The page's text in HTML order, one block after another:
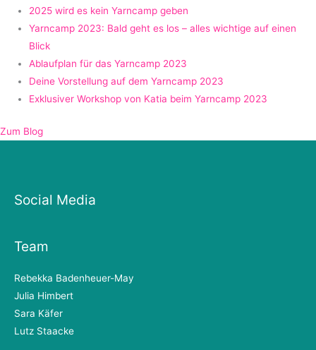
2025 wird es kein Yarncamp geben
Yarncamp 2023: Bald geht es los – alles wichtige auf einen
Blick
Ablaufplan für das Yarncamp 2023
Deine Vorstellung auf dem Yarncamp 2023
Exklusiver Workshop von Katia beim Yarncamp 2023
Zum Blog
Social Media
Team
Rebekka Badenheuer-May
Julia Himbert
Sara Käfer
Lutz Staacke